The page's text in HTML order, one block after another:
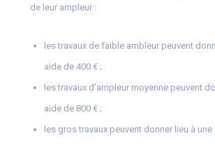
de leur ampleur :
les travaux de faible ambleur peuvent
aide de 400 € ;
les travaux d’ampleur moyenne peuvent
aide de 800 € ;
les gros travaux peuvent donner lieu à une